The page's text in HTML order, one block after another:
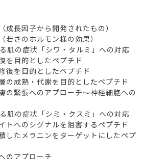
因子から開発されたもの）
のホルモン様の効果）
の症状「シワ・タルミ」への対応
的としたペプチド
目的としたペプチド
熟・代謝を目的としたペプチド
張へのアプローチ～神経細胞への
の症状「シミ・クスミ」への対応
のシグナルを阻害するペプチド
メラニンをターゲットにしたペプ
アプローチ